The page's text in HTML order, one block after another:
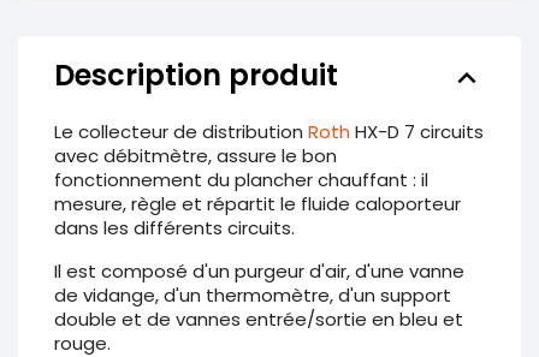
Description produit keyboard_arrow_down
Le collecteur de distribution RothHX-D 7 circuits
avec débitmètre, assure le bon
fonctionnement du plancher chauffant : il
mesure, règle et répartit le fluide caloporteur
dans les différents circuits.
Il est composé d'un purgeur d'air, d'une vanne
de vidange, d'un thermomètre, d'un support
double et de vannes entrée/sortie en bleu et
rouge.